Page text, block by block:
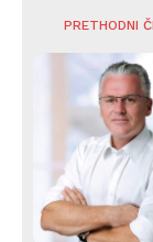
PRETHODNI